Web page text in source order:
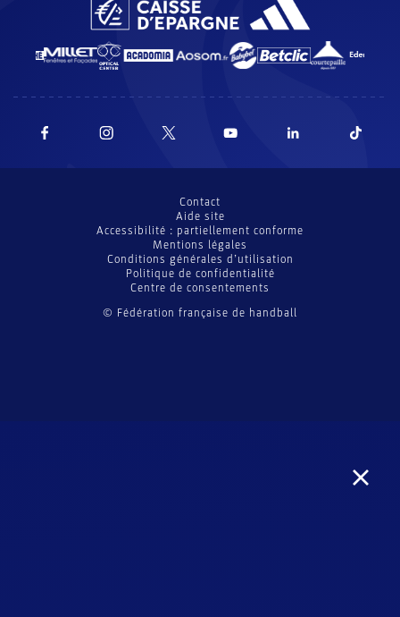
© Fédération française de handball
Contact
Aide site
Accessibilité : partiellement conforme
Mentions légales
Conditions générales d’utilisation
Politique de confidentialité
Centre de consentements